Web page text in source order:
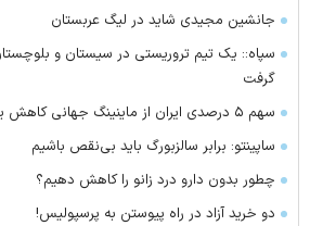
جانشین مجیدی شاید در لیگ عربستان
سپاه:: یک تیم تروریستی در سیستان و
گرفت
سهم ۵ درصدی ایران از ماینینگ جهانی کاهش یافت
ساپینتو: برابر سالزبورگ باید بی‌نقص باشیم
چطور بدون دارو درد زانو را کاهش دهیم؟
دو خرید آزاد در راه پیوستن به پرسپولیس!